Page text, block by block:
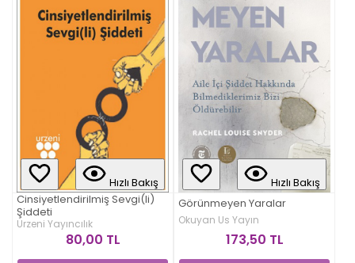
Hızlı Bakış
Cinsiyetlendirilmiş Sevgi(li)
Şiddeti
Urzeni Yayıncılık
80,00 TL
Hızlı Bakış
Görünmeyen Yaralar
Okuyan Us Yayın
173,50 TL